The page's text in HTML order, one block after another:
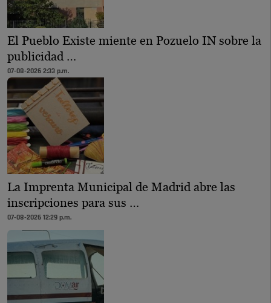
El Pueblo Existe miente en Pozuelo IN sobre la
publicidad …
07-08-2026 2:33 p.m.
La Imprenta Municipal de Madrid abre las
inscripciones para sus …
07-08-2026 12:29 p.m.